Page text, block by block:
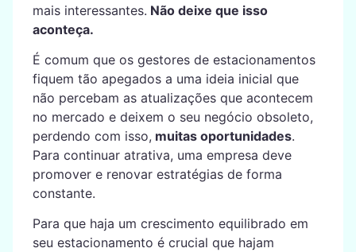
mais interessantes. Não deixe que isso
aconteça.
É comum que os gestores de estacionamentos
fiquem tão apegados a uma ideia inicial que
não percebam as atualizações que acontecem
no mercado e deixem o seu negócio obsoleto,
perdendo com isso, muitas oportunidades.
Para continuar atrativa, uma empresa deve
promover e renovar estratégias de forma
constante.
Para que haja um crescimento equilibrado em
seu estacionamento é crucial que hajam